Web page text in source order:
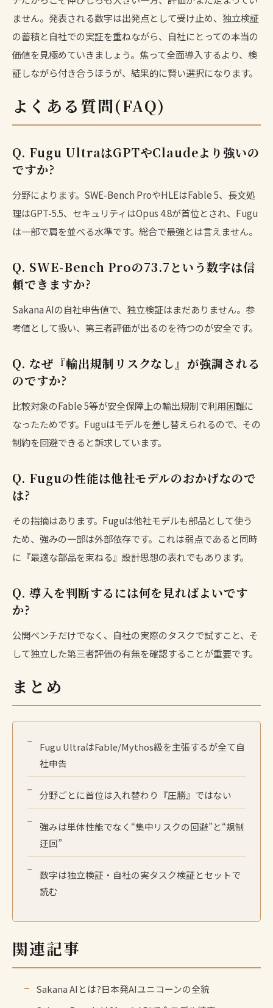
ません。発表される数字は出発点として受け止め、独立検証
の蓄積と自社での実証を重ねながら、自社にとっての本当の
価値を見極めていきましょう。焦って全面導入するより、検
証しながら付き合うほうが、結果的に賢い選択になります。
よくある質問(FAQ)
Q. Fugu UltraはGPTやClaudeより強いの
ですか?
分野によります。SWE-Bench ProやHLEはFable 5、長文処
理はGPT-5.5、セキュリティはOpus 4.8が首位とされ、Fugu
は一部で肩を並べる水準です。総合で最強とは言えません。
Q. SWE-Bench Proの73.7という数字は信
頼できますか?
Sakana AIの自社申告値で、独立検証はまだありません。参
考値として扱い、第三者評価が出るのを待つのが安全です。
Q. なぜ『輸出規制リスクなし』が強調される
のですか?
比較対象のFable 5等が安全保障上の輸出規制で利用困難に
なったためです。Fuguはモデルを差し替えられるので、その
制約を回避できると訴求しています。
Q. Fuguの性能は他社モデルのおかげなので
は?
その指摘はあります。Fuguは他社モデルも部品として使う
ため、強みの一部は外部依存です。これは弱点であると同時
に『最適な部品を束ねる』設計思想の表れでもあります。
Q. 導入を判断するには何を見ればよいです
か?
公開ベンチだけでなく、自社の実際のタスクで試すこと、そ
して独立した第三者評価の有無を確認することが重要です。
まとめ
Fugu UltraはFable/Mythos級を主張するが全て自
社申告
分野ごとに首位は入れ替わり『圧勝』ではない
強みは単体性能でなく“集中リスクの回避”と“規制
迂回”
数字は独立検証・自社の実タスク検証とセットで
読む
関連記事
Sakana AIとは?日本発AIユニコーンの全貌